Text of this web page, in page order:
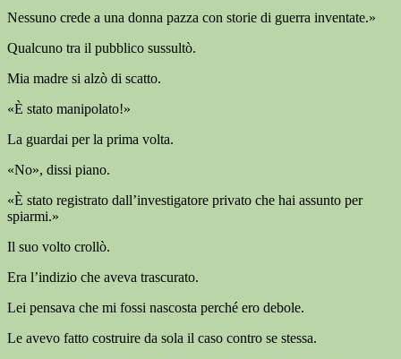
Nessuno crede a una donna pazza con storie di guerra inventate.»
Qualcuno tra il pubblico sussultò.
Mia madre si alzò di scatto.
«È stato manipolato!»
La guardai per la prima volta.
«No», dissi piano.
«È stato registrato dall’investigatore privato che hai assunto per
spiarmi.»
Il suo volto crollò.
Era l’indizio che aveva trascurato.
Lei pensava che mi fossi nascosta perché ero debole.
Le avevo fatto costruire da sola il caso contro se stessa.